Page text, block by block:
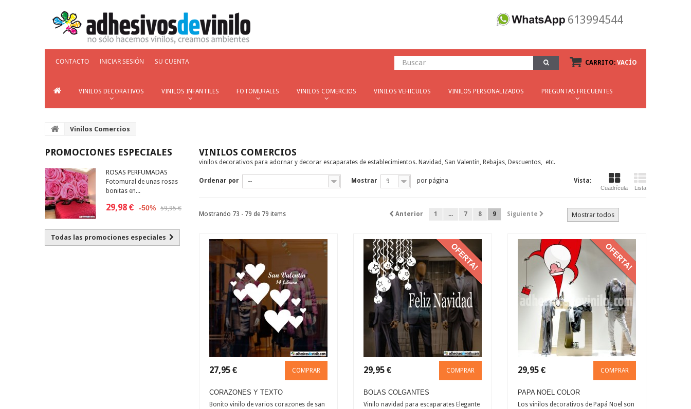
613994544
CONTACTO INICIAR SESIÓN SU CUENTA CARRITO: VACÍO
VINILOS DECORATIVOS VINILOS INFANTILES FOTOMURALES VINILOS COMERCIOS VINILOS VEHICULOS VINILOS PERSONALIZADOS PREGUNTAS FRECUENTES
Vinilos Comercios
PROMOCIONES ESPECIALES
ROSAS PERFUMADAS
Fotomural de unas rosas
bonitas en...
29,98 € -50% 59,95 €
Todas las promociones especiales
VINILOS COMERCIOS
vinilos decorativos para adornar y decorar escaparates de establecimientos. Navidad, San Valentín, Rebajas, Descuentos, etc.
Vista:
Cuadrícula Lista
Ordenar por -- Mostrar 9 por página
Mostrar todos
Anterior 1 ... 7 8 9 Siguiente
Mostrando 73 - 79 de 79 items
COMPRAR
27,95 €
CORAZONES Y TEXTO
Bonito vinilo de varios corazones de san
COMPRAR
29,95 €
BOLAS COLGANTES
Vinilo navidad para escaparates Elegante
COMPRAR
29,95 €
PAPA NOEL COLOR
Los vinilos decorativos de Papá Noel son